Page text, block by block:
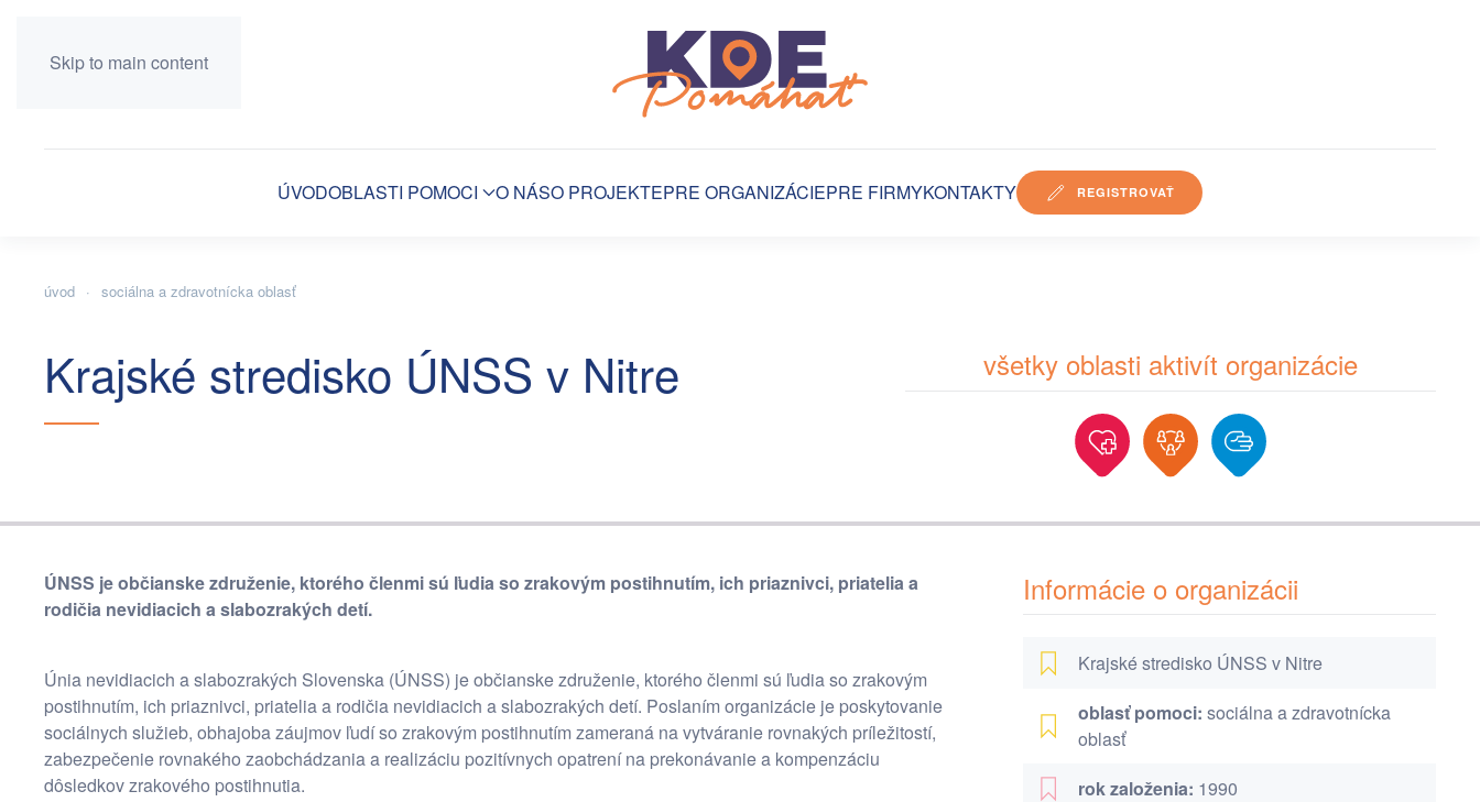
Skip to main content
ÚVODOBLASTI POMOCI O NÁSO PROJEKTEPRE ORGANIZÁCIEPRE FIRMYKONTAKTY REGISTROVAŤ
úvod sociálna a zdravotnícka oblasť
Krajské stredisko ÚNSS v Nitre všetky oblasti aktivít organizácie
ÚNSS je občianske združenie, ktorého členmi sú ľudia so zrakovým postihnutím, ich priaznivci, priatelia a
rodičia nevidiacich a slabozrakých detí.
Únia nevidiacich a slabozrakých Slovenska (ÚNSS) je občianske združenie, ktorého členmi sú ľudia so zrakovým
postihnutím, ich priaznivci, priatelia a rodičia nevidiacich a slabozrakých detí. Poslaním organizácie je poskytovanie
sociálnych služieb, obhajoba záujmov ľudí so zrakovým postihnutím zameraná na vytváranie rovnakých príležitostí,
zabezpečenie rovnakého zaobchádzania a realizáciu pozitívnych opatrení na prekonávanie a kompenzáciu
dôsledkov zrakového postihnutia.
Informácie o organizácii
Krajské stredisko ÚNSS v Nitre
oblasť pomoci: sociálna a zdravotnícka
oblasť
rok založenia: 1990